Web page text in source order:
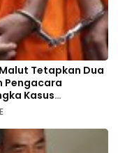
Tetapkan Dua
Pengacara
Kasus
Dokumen